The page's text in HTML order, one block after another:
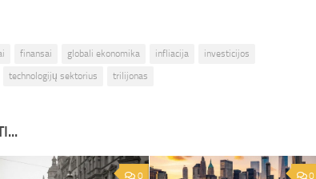
finansai globali ekonomika infliacija
investicijos
technologijų sektorius trilijonas
0 0